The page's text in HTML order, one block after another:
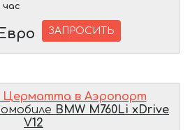
час
ЗАПРОСИТЬ
Церматта в Аэропорт
BMW M760Li xDrive
V12